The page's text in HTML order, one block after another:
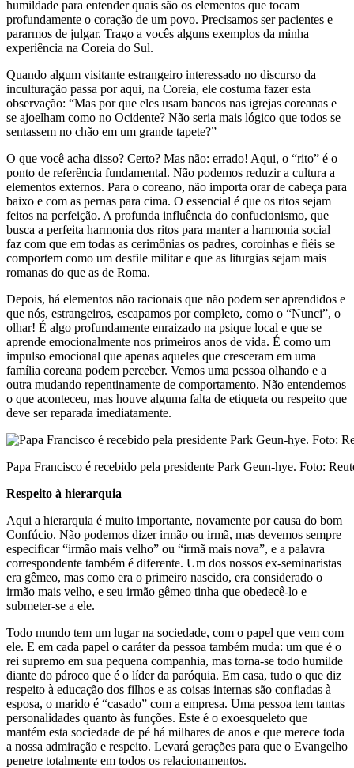
humildade para entender quais são os elementos que tocam
profundamente o coração de um povo. Precisamos ser pacientes e
pararmos de julgar. Trago a vocês alguns exemplos da minha
experiência na Coreia do Sul.
Quando algum visitante estrangeiro interessado no discurso da
inculturação passa por aqui, na Coreia, ele costuma fazer esta
observação: “Mas por que eles usam bancos nas igrejas coreanas e
se ajoelham como no Ocidente? Não seria mais lógico que todos se
sentassem no chão em um grande tapete?”
O que você acha disso? Certo? Mas não: errado! Aqui, o “rito” é o
ponto de referência fundamental. Não podemos reduzir a cultura a
elementos externos. Para o coreano, não importa orar de cabeça para
baixo e com as pernas para cima. O essencial é que os ritos sejam
feitos na perfeição. A profunda influência do confucionismo, que
busca a perfeita harmonia dos ritos para manter a harmonia social
faz com que em todas as cerimônias os padres, coroinhas e fiéis se
comportem como um desfile militar e que as liturgias sejam mais
romanas do que as de Roma.
Depois, há elementos não racionais que não podem ser aprendidos e
que nós, estrangeiros, escapamos por completo, como o “Nunci”, o
olhar! É algo profundamente enraizado na psique local e que se
aprende emocionalmente nos primeiros anos de vida. É como um
impulso emocional que apenas aqueles que cresceram em uma
família coreana podem perceber. Vemos uma pessoa olhando e a
outra mudando repentinamente de comportamento. Não entendemos
o que aconteceu, mas houve alguma falta de etiqueta ou respeito que
deve ser reparada imediatamente.
Papa Francisco é recebido pela presidente Park Geun-hye. Foto:
Respeito à hierarquia
Aqui a hierarquia é muito importante, novamente por causa do bom
Confúcio. Não podemos dizer irmão ou irmã, mas devemos sempre
especificar “irmão mais velho” ou “irmã mais nova”, e a palavra
correspondente também é diferente. Um dos nossos ex-seminaristas
era gêmeo, mas como era o primeiro nascido, era considerado o
irmão mais velho, e seu irmão gêmeo tinha que obedecê-lo e
submeter-se a ele.
Todo mundo tem um lugar na sociedade, com o papel que vem com
ele. E em cada papel o caráter da pessoa também muda: um que é o
rei supremo em sua pequena companhia, mas torna-se todo humilde
diante do pároco que é o líder da paróquia. Em casa, tudo o que diz
respeito à educação dos filhos e as coisas internas são confiadas à
esposa, o marido é “casado” com a empresa. Uma pessoa tem tantas
personalidades quanto às funções. Este é o exoesqueleto que
mantém esta sociedade de pé há milhares de anos e que merece toda
a nossa admiração e respeito. Levará gerações para que o Evangelho
penetre totalmente em todos os relacionamentos.